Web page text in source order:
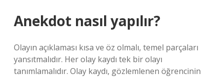
Anekdot nasıl yapılır?
Olayın açıklaması kısa ve öz olmalı, temel parçaları
yansıtmalıdır. Her olay kaydı tek bir olayı
tanımlamalıdır. Olay kaydı, gözlemlenen öğrencinin